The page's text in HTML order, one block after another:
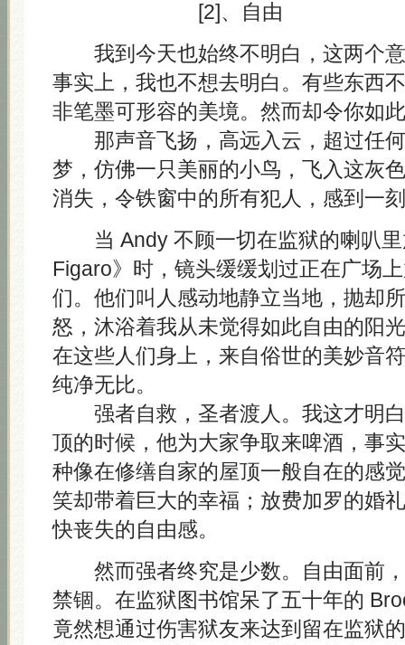
[2]、自由
我到今天也始终不明白，这两个意
事实上，我也不想去明白。有些东西
非笔墨可形容的美境。然而却令你如
那声音飞扬，高远入云，超过任何
梦，仿佛一只美丽的小鸟，飞入这灰
消失，令铁窗中的所有犯人，感到一
当 Andy 不顾一切在监狱的喇叭里
Figaro》时，镜头缓缓划过正在广场
们。他们叫人感动地静立当地，抛却
怒，沐浴着我从未觉得如此自由的阳
在这些人们身上，来自俗世的美妙音
纯净无比。
强者自救，圣者渡人。我这才明白
顶的时候，他为大家争取来啤酒，事
种像在修缮自家的屋顶一般自在的感
笑却带着巨大的幸福；放费加罗的婚
快丧失的自由感。
然而强者终究是少数。自由面前，
禁锢。在监狱图书馆呆了五十年的
竟然想通过伤害狱友来达到留在监狱